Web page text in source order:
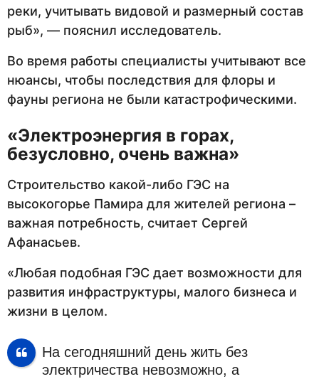
реки, учитывать видовой и размерный состав
рыб», — пояснил исследователь.
Во время работы специалисты учитывают все
нюансы, чтобы последствия для флоры и
фауны региона не были катастрофическими.
«Электроэнергия в горах,
безусловно, очень важна»
Строительство какой-либо ГЭС на
высокогорье Памира для жителей региона –
важная потребность, считает Сергей
Афанасьев.
«Любая подобная ГЭС дает возможности для
развития инфраструктуры, малого бизнеса и
жизни в целом.
На сегодняшний день жить без
электричества невозможно, а